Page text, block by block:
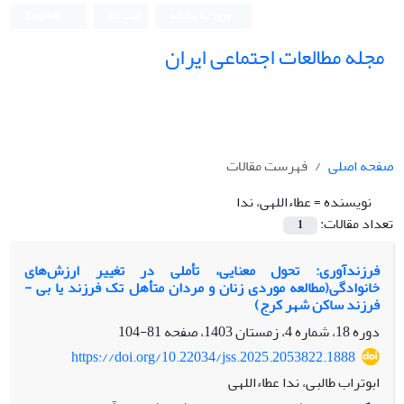
مجله مطالعات اجتماعی ایران
صفحه اصلی
فهرست مقالات
نویسنده =عطاءاللهی، ندا
تعداد مقالات:
1
فرزندآوری: تحول معنایی، تأملی در تغییر ارزش‌های
خانوادگی(مطالعه موردی زنان و مردان متأهل تک ­فرزند یا بی ­
فرزند ساکن شهر کرج)
دوره 18، شماره 4، زمستان 1403، صفحه
81-104
https://doi.org/10.22034/jss.2025.2053822.1888
ابوتراب طالبی، ندا عطاءاللهی